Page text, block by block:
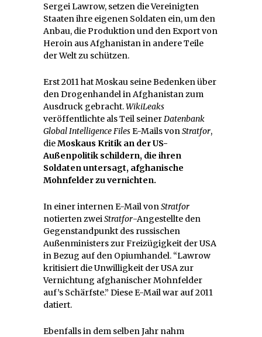
Sergei Lawrow, setzen die Vereinigten
Staaten ihre eigenen Soldaten ein, um den
Anbau, die Produktion und den Export von
Heroin aus Afghanistan in andere Teile
der Welt zu schützen.
Erst 2011 hat Moskau seine Bedenken über
den Drogenhandel in Afghanistan zum
Ausdruck gebracht.WikiLeaks
veröffentlichte als Teil seinerDatenbank
Global Intelligence FilesE-Mails vonStratfor,
dieMoskaus Kritik an der US-
Außenpolitik schildern, die ihren
Soldaten untersagt, afghanische
Mohnfelder zu vernichten.
In einer internen E-Mail vonStratfor
notierten zweiStratfor-Angestellte den
Gegenstandpunkt des russischen
Außenministers zur Freizügigkeit der USA
in Bezug auf den Opiumhandel. “Lawrow
kritisiert die Unwilligkeit der USA zur
Vernichtung afghanischer Mohnfelder
auf’s Schärfste.” Diese E-Mail war auf 2011
datiert.
Ebenfalls in dem selben Jahr nahm